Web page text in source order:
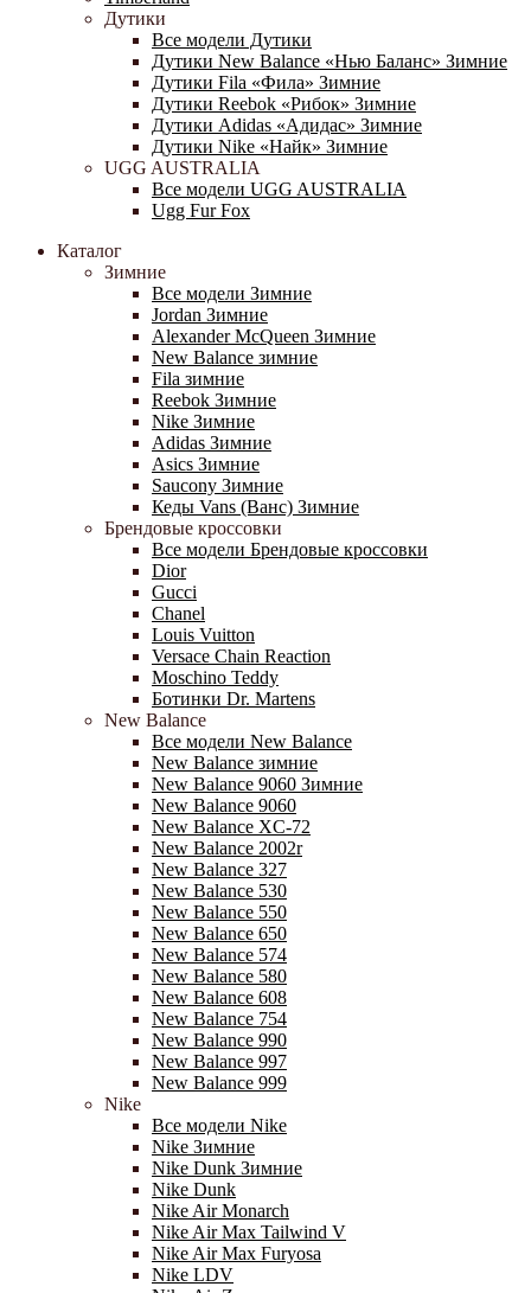
Дутики
Все модели Дутики
Дутики New Balance «Нью Баланс» Зимние
Дутики Fila «Фила» Зимние
Дутики Reebok «Рибок» Зимние
Дутики Adidas «Адидас» Зимние
Дутики Nike «Найк» Зимние
UGG AUSTRALIA
Все модели UGG AUSTRALIA
Ugg Fur Fox
Каталог
Зимние
Все модели Зимние
Jordan Зимние
Alexander McQueen Зимние
New Balance зимние
Fila зимние
Reebok Зимние
Nike Зимние
Adidas Зимние
Asics Зимние
Saucony Зимние
Кеды Vans (Ванс) Зимние
Брендовые кроссовки
Все модели Брендовые кроссовки
Dior
Gucci
Chanel
Louis Vuitton
Versace Chain Reaction
Moschino Teddy
Ботинки Dr. Martens
New Balance
Все модели New Balance
New Balance зимние
New Balance 9060 Зимние
New Balance 9060
New Balance XC-72
New Balance 2002r
New Balance 327
New Balance 530
New Balance 550
New Balance 650
New Balance 574
New Balance 580
New Balance 608
New Balance 754
New Balance 990
New Balance 997
New Balance 999
Nike
Все модели Nike
Nike Зимние
Nike Dunk Зимние
Nike Dunk
Nike Air Monarch
Nike Air Max Tailwind V
Nike Air Max Furyosa
Nike LDV